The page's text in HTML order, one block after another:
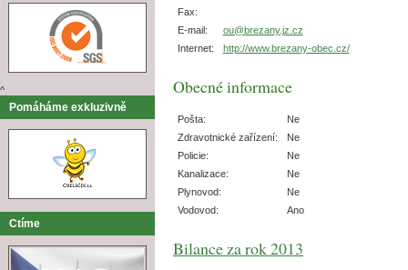
^
Pomáháme exkluzivně
Ctíme
Fax:
E-mail:
ou@brezany.jz.cz
Internet:
http://www.brezany-obec.cz/
Obecné informace
Pošta:
Ne
Zdravotnické zařízení:
Ne
Policie:
Ne
Kanalizace:
Ne
Plynovod:
Ne
Vodovod:
Ano
Bilance za rok 2013